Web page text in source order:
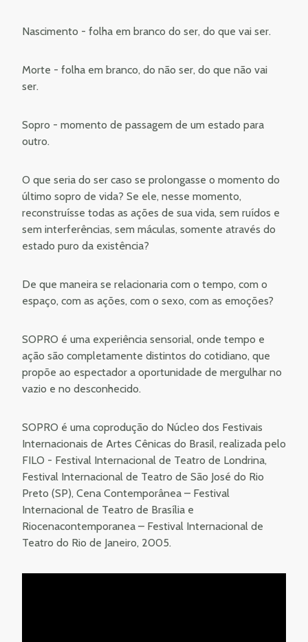
Nascimento - folha em branco do ser, do que vai ser.
Morte - folha em branco, do não ser, do que não vai
ser.
Sopro - momento de passagem de um estado para
outro.
O que seria do ser caso se prolongasse o momento do
último sopro de vida? Se ele, nesse momento,
reconstruísse todas as ações de sua vida, sem ruídos e
sem interferências, sem máculas, somente através do
estado puro da existência?
De que maneira se relacionaria com o tempo, com o
espaço, com as ações, com o sexo, com as emoções?
SOPRO é uma experiência sensorial, onde tempo e
ação são completamente distintos do cotidiano, que
propõe ao espectador a oportunidade de mergulhar no
vazio e no desconhecido.
SOPRO é uma coprodução do Núcleo dos Festivais
Internacionais de Artes Cênicas do Brasil, realizada pelo
FILO - Festival Internacional de Teatro de Londrina,
Festival Internacional de Teatro de São José do Rio
Preto (SP), Cena Contemporânea – Festival
Internacional de Teatro de Brasília e
Riocenacontemporanea – Festival Internacional de
Teatro do Rio de Janeiro, 2005.